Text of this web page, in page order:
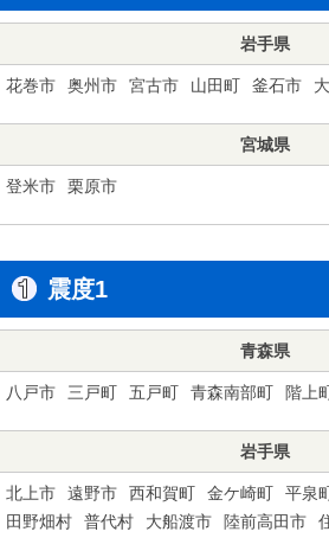
岩手県
花巻市 奥州市 宮古市 山田町 釜石市
宮城県
登米市 栗原市
震度1
青森県
八戸市 三戸町 五戸町 青森南部町 階上
岩手県
北上市 遠野市 西和賀町 金ケ崎町 平泉
田野畑村
普代村 大船渡市 陸前高田市